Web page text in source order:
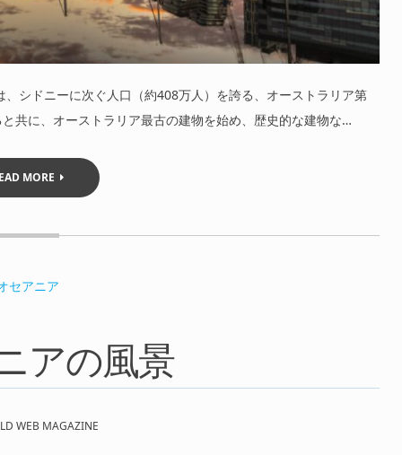
シドニーに次ぐ人口（約408万人）を誇る、オーストラリア第
共に、オーストラリア最古の建物を始め、歴史的な建物な…
MORE
セアニア
アの風景
WEB MAGAZINE